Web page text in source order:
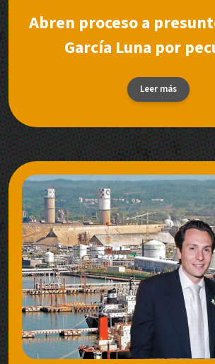
Abren proceso a
García Luna por
Leer más